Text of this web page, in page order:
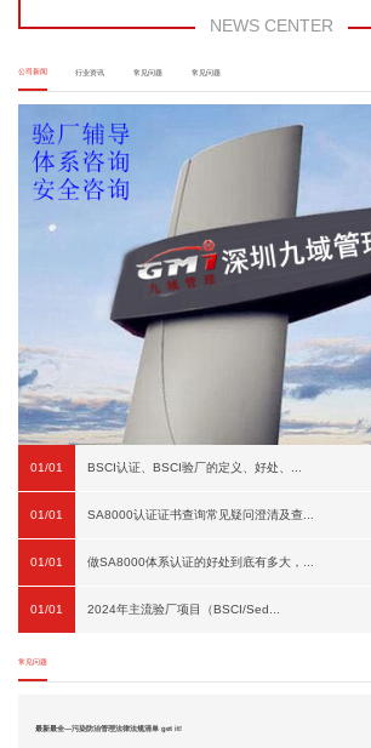
NEWS CENTER
公司新闻 行业资讯 常见问题 常见问题
01/01 BSCI认证、BSCI验厂的定义、好处、...
01/01 SA8000认证证书查询常见疑问澄清及查...
01/01 做SA8000体系认证的好处到底有多大，...
01/01 2024年主流验厂项目（BSCI/Sed...
常见问题
最新最全—污染防治管理法律法规清单 get it!